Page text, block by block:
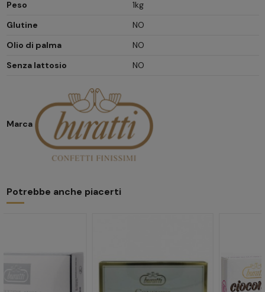
Peso
1kg
Glutine
NO
Olio di palma
NO
Senza lattosio
NO
Marca
Potrebbe anche piacerti